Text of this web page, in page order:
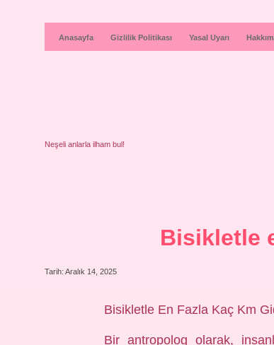
Anasayfa Gizlilik Politikası Yasal Uyarı
Neşeli anlarla ilham bul!
Bisikletle
Tarih: Aralık 14, 2025
Bisikletle En Fazla Kaç Km
Bir antropolog olarak,